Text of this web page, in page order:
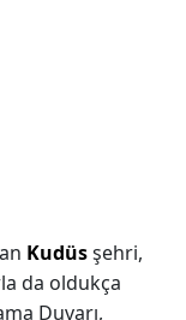
Kudüsşehri,
da oldukça
Duvarı,